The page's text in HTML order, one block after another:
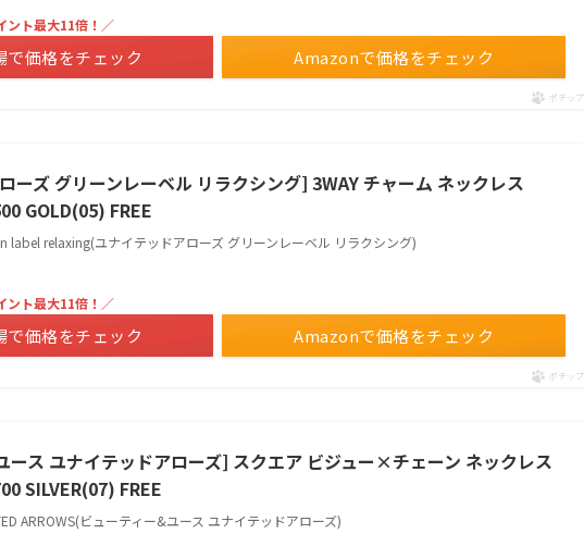
Amazonで価格をチェック
ント最大11倍！／
で価格をチェック
ポチップ
ーズ グリーンレーベル リラクシング] 3WAY チャーム ネックレス
GOLD(05) FREE
label relaxing(ユナイテッドアローズ グリーンレーベル リラクシング)
Amazonで価格をチェック
ント最大11倍！／
で価格をチェック
ポチップ
ース ユナイテッドアローズ] スクエア ビジュー×チェーン ネックレス
SILVER(07) FREE
ARROWS(ビューティー&ユース ユナイテッドアローズ)